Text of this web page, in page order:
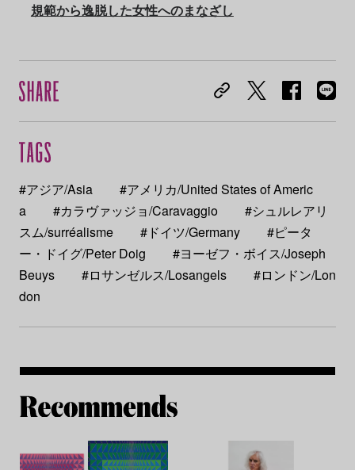
規範から逸脱した女性へのまなざし
#アジア/Asia
#アメリカ/United States of Americ
a
#カラヴァッジョ/Caravaggio
#シュルレアリ
スム/surréalisme
#ドイツ/Germany
#ピータ
ー・ドイグ/Peter Doig
#ヨーゼフ・ボイス/Joseph
Beuys
#ロサンゼルス/Losangels
#ロンドン/Lon
don